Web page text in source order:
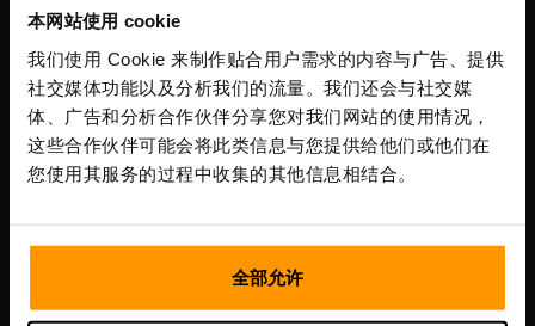
本网站使用 cookie
我们使用 Cookie 来制作贴合用户需求的内容与广告、提供
社交媒体功能以及分析我们的流量。我们还会与社交媒
体、广告和分析合作伙伴分享您对我们网站的使用情况，
这些合作伙伴可能会将此类信息与您提供给他们或他们在
您使用其服务的过程中收集的其他信息相结合。
全部允许
Scalable Hosting Solutions OÜ
注册码: 14652605
增值税号: EE102133820
地址: Harju maakond, Tallinn, Kesklinna linnaosa,
Vesivärava tn 50-201, 10152